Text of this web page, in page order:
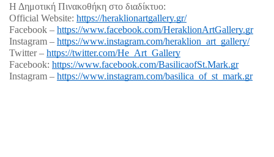
Η Δημοτική Πινακοθήκη στο διαδίκτυο:
Official Website: https://heraklionartgallery.gr/
Facebook – https://www.facebook.com/HeraklionArtGallery.gr
Instagram – https://www.instagram.com/heraklion_art_gallery/
Twitter – https://twitter.com/He_Art_Gallery
Facebook: https://www.facebook.com/BasilicaofSt.Mark.gr
Instagram – https://www.instagram.com/basilica_of_st_mark.gr